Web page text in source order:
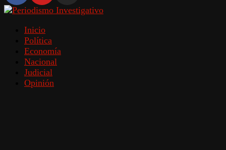
Inicio
Política
Economía
Nacional
Judicial
Opinión